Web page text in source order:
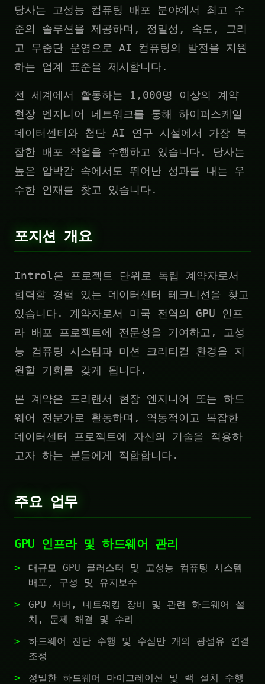
당사는 고성능 컴퓨팅 배포 분야에서 최고 수
준의 솔루션을 제공하며, 정밀성, 속도, 그리
고 무중단 운영으로 AI 컴퓨팅의 발전을 지원
하는 업계 표준을 제시합니다.
전 세계에서 활동하는 1,000명 이상의 계약
현장 엔지니어 네트워크를 통해 하이퍼스케일
데이터센터와 첨단 AI 연구 시설에서 가장 복
잡한 배포 작업을 수행하고 있습니다. 당사는
높은 압박감 속에서도 뛰어난 성과를 내는 우
수한 인재를 찾고 있습니다.
포지션 개요
Introl은 프로젝트 단위로 독립 계약자로서
협력할 경험 있는 데이터센터 테크니션을 찾고
있습니다. 계약자로서 미국 전역의 GPU 인프
라 배포 프로젝트에 전문성을 기여하고, 고성
능 컴퓨팅 시스템과 미션 크리티컬 환경을 지
원할 기회를 갖게 됩니다.
본 계약은 프리랜서 현장 엔지니어 또는 하드
웨어 전문가로 활동하며, 역동적이고 복잡한
데이터센터 프로젝트에 자신의 기술을 적용하
고자 하는 분들에게 적합합니다.
주요 업무
GPU 인프라 및 하드웨어 관리
대규모 GPU 클러스터 및 고성능 컴퓨팅 시스템
배포, 구성 및 유지보수
GPU 서버, 네트워킹 장비 및 관련 하드웨어 설
치, 문제 해결 및 수리
하드웨어 진단 수행 및 수십만 개의 광섬유 연결
조정
정밀한 하드웨어 마이그레이션 및 랙 설치 수행